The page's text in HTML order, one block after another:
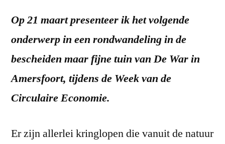
Op 21 maart presenteer ik het volgende
onderwerp in een rondwandeling in de
bescheiden maar fijne tuin van De War in
Amersfoort, tijdens de Week van de
Circulaire Economie.
Er zijn allerlei kringlopen die vanuit de natuur